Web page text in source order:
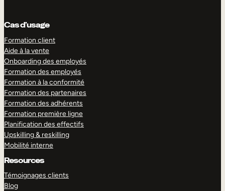
Cas d’usage
Formation client
Aide à la vente
Onboarding des employés
Formation des employés
Formation à la conformité
Formation des partenaires
Formation des adhérents
Formation première ligne
Planification des effectifs
Upskilling & reskilling
Mobilité interne
Resources
Témoignages clients
Blog